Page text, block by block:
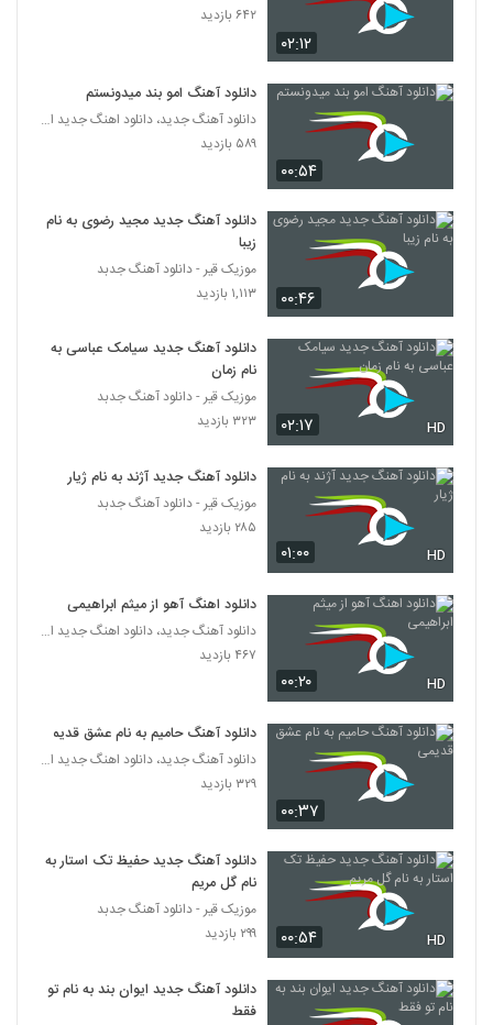
همراه متن ترانه
۲۲۸ بازدید
آهنگ فرشته از سامان نصرتی(پاپ)
Chaartaar Begoo Ke Zendeim
آهنگ رفیقم از شروین آوا(پاپ)
دانلود آهنگ ریسمان چه کرده بابایی (به همراه
مصداق) (Risman Che Karde Babaei)
140
دانلود آهنگ احسان دلاوری دست خودم نیست
141
دانلود آهنگ کاش میدانستم از امیر نیکاری
۱۹۰ بازدید
Ehsan Delavary Kasi Ke Dostet Dare
143
آهنگ بازتابش از سجاد یعقوب زاده(پاپ)
امین احمدی آهنگ شهر رو عاشق کردم
۲۰۴ بازدید
آهنگ امیر والا بنام ترافیک
146
دانلود آهنگ محمد اقتدار ماه من
۲۱۷ بازدید
۰۲:۱۲
۶۴۲ بازدید
۰۰:۵۴
دانلود آهنگ امو بند میدونستم
دانلود آهنگ جدید، دانلود اهنگ جدید ایرانی
۵۸۹ بازدید
۰۰:۴۶
دانلود آهنگ جدید مجید رضوی به نام
زیبا
موزیک قیر - دانلود آهنگ جدبد
۱,۱۱۳ بازدید
۰۲:۱۷ HD
دانلود آهنگ جدید سیامک عباسی به
نام زمان
موزیک قیر - دانلود آهنگ جدبد
۳۲۳ بازدید
۰۱:۰۰ HD
دانلود آهنگ جدید آژند به نام ژیار
موزیک قیر - دانلود آهنگ جدبد
۲۸۵ بازدید
۰۰:۲۰ HD
دانلود اهنگ آهو از میثم ابراهیمی
دانلود آهنگ جدید، دانلود اهنگ جدید ایرانی
۴۶۷ بازدید
۰۰:۳۷
دانلود آهنگ حامیم به نام عشق قدیمی
دانلود آهنگ جدید، دانلود اهنگ جدید ایرانی
۳۲۹ بازدید
۰۰:۵۴ HD
دانلود آهنگ جدید حفیظ تک استار به
نام گل مریم
موزیک قیر - دانلود آهنگ جدبد
۲۹۹ بازدید
دانلود آهنگ جدید ایوان بند به نام تو
فقط